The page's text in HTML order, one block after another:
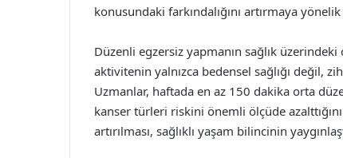
konusundaki farkındalığını artırmaya
Düzenli egzersiz yapmanın sağlık
aktivitenin yalnızca bedensel sağlığı değil,
Uzmanlar, haftada en az 150 dakika orta
kanser türleri riskini önemli ölçüde
artırılması, sağlıklı yaşam bilincinin